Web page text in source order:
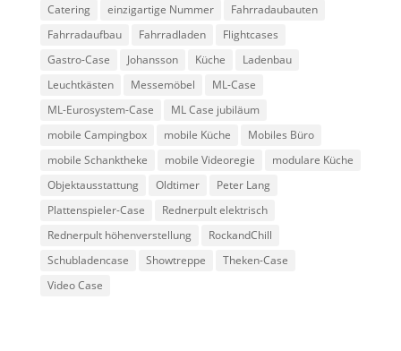
Catering
einzigartige Nummer
Fahrradaubauten
Fahrradaufbau
Fahrradladen
Flightcases
Gastro-Case
Johansson Küche
Ladenbau
Leuchtkästen
Messemöbel
ML-Case
ML-Eurosystem-Case
ML Case jubiläum
mobile Campingbox
mobile Küche
Mobiles Büro
mobile Schanktheke
mobile Videoregie
modulare Küche
Objektausstattung
Oldtimer
Peter Lang
Plattenspieler-Case
Rednerpult elektrisch
Rednerpult höhenverstellung
RockandChill
Schubladencase
Showtreppe
Theken-Case
Video Case